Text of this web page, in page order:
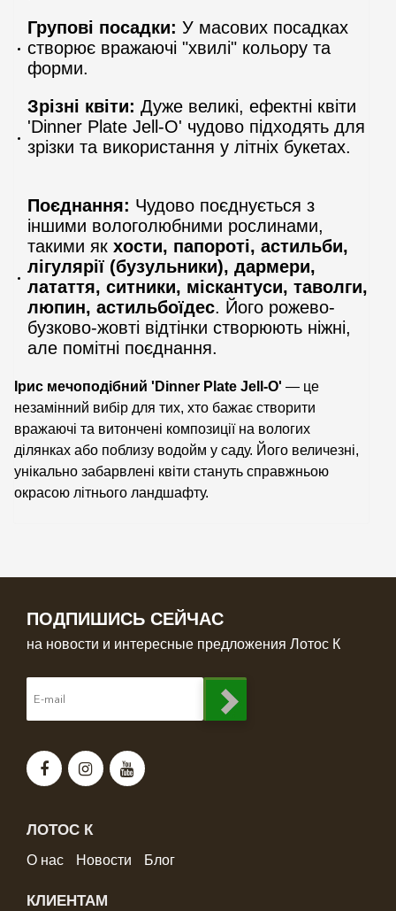
Групові посадки: У масових посадках
створює вражаючі "хвилі" кольору та
форми.
Зрізні квіти: Дуже великі, ефектні квіти
'Dinner Plate Jell-O' чудово підходять для
зрізки та використання у літніх букетах.
Поєднання: Чудово поєднується з
іншими вологолюбними рослинами,
такими як хости, папороті, астильби,
лігулярії (бузульники), дармери,
латаття, ситники, міскантуси, таволги,
люпин, астильбоїдес. Його рожево-
бузково-жовті відтінки створюють ніжні,
але помітні поєднання.
Ірис мечоподібний 'Dinner Plate Jell-O' — це
незамінний вибір для тих, хто бажає створити
вражаючі та витончені композиції на вологих
ділянках або поблизу водойм у саду. Його величезні,
унікально забарвлені квіти стануть справжньою
окрасою літнього ландшафту.
ПОДПИШИСЬ СЕЙЧАС
на новости и интересные предложения Лотос К
ЛОТОС К
О нас Новости Блог
КЛИЕНТАМ